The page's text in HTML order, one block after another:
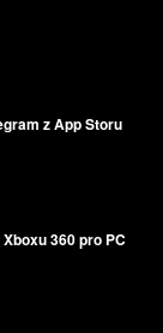
z App Storu
360 pro PC